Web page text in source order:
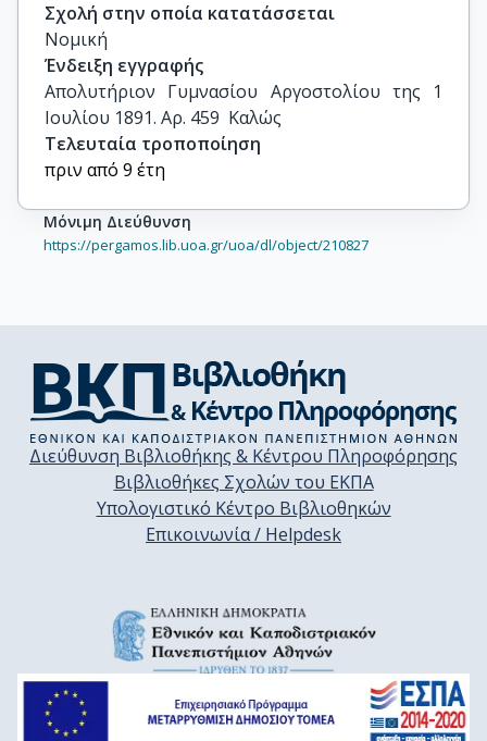
Σχολή στην οποία κατατάσσεται
Νομική
Ένδειξη εγγραφής
Απολυτήριον Γυμνασίου Αργοστολίου της 1
Ιουλίου 1891. Αρ. 459  Καλώς
Τελευταία τροποποίηση
πριν από 9 έτη
Μόνιμη Διεύθυνση
https://pergamos.lib.uoa.gr/uoa/dl/object/210827
Διεύθυνση Βιβλιοθήκης & Κέντρου Πληροφόρησης
Βιβλιοθήκες Σχολών του ΕΚΠΑ
Υπολογιστικό Κέντρο Βιβλιοθηκών
Επικοινωνία / Helpdesk